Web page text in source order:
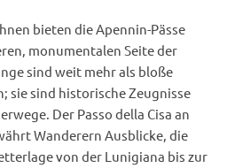
bieten die Apennin-Pässe
monumentalen Seite der
sind weit mehr als bloße
sie sind historische Zeugnisse
Der Passo della Cisa an
Wanderern Ausblicke, die
von der Lunigiana bis zur